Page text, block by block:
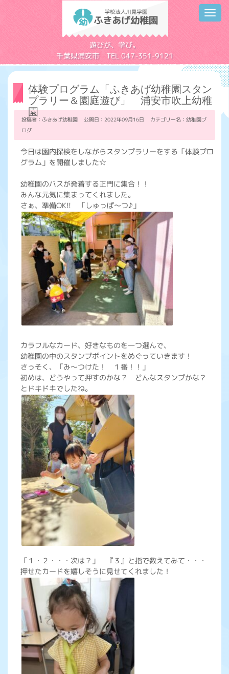
遊びが、学び。
千葉県浦安市 TEL 047-351-9121
体験プログラム「ふきあげ幼稚園スタン
プラリー＆園庭遊び」 浦安市吹上幼稚
園
投稿者：ふきあげ幼稚園 公開日：2022年09月16日 カテゴリー名： 幼稚園ブ
ログ
今日は園内探検をしながらスタンプラリーをする「体験プロ
グラム」を開催しました☆
幼稚園のバスが発着する正門に集合！！
みんな元気に集まってくれました。
さぁ、準備OK!! 「しゅっぱ～つ♪」
カラフルなカード、好きなものを一つ選んで、
幼稚園の中のスタンプポイントをめぐっていきます！
さっそく、「み～つけた！ １番！！」
初めは、どうやって押すのかな？ どんなスタンプかな？
とドキドキでしたね。
「１・２・・・次は？」 『３』と指で数えてみて・・・
押せたカードを嬉しそうに見せてくれました！